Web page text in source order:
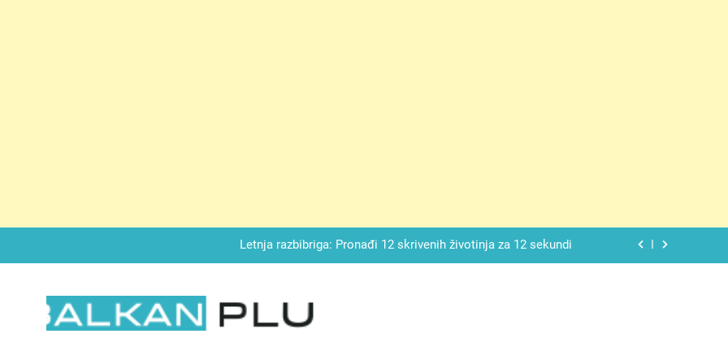
Letnja razbibriga: Pronađi 12 skrivenih životinja za 12 sekundi
Matematički zadatak koji je podijelio Balkan: Do tačnog odgovora izgleda još nismo stigli